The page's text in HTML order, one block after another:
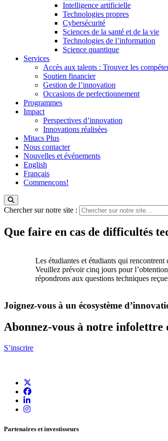
Intelligence artificielle
Technologies propres
Cybersécurité
Sciences de la santé et de la vie
Technologies de l’information
Science quantique
Services
Accès aux talents : Trouvez les
Soutien financier
Gestion de l’innovation
Occasions de perfectionnement
Programmes
Impact
Perspectives d’innovation
Innovations réalisées
Mitacs Plus
Nous contacter
Nouvelles et événements
English
Français
Commençons!
Chercher sur notre site :
Que faire en cas de difficultés
Les étudiantes et étudiants qui
Veuillez prévoir cinq jours pour
répondrons aux questions techniques
Joignez-vous à un écosystème
Abonnez-vous à notre infolettre
S’inscrire
Partenaires et investisseurs